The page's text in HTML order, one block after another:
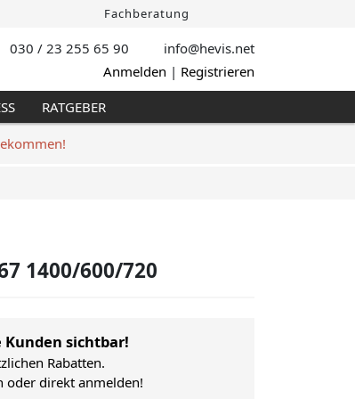
Fachberatung
030 / 23 255 65 90 info@hevis.net
Anmelden | Registrieren
RATGEBER
1400/600/720
sichtbar!
Rabatten.
oder direkt anmelden!